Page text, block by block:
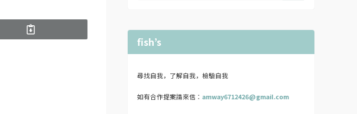
fish’s
尋找自我，了解自我，檢驗自我
如有合作提案請來信： amway6712426@gmail.com